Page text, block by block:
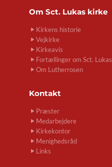
Om Sct. Lukas kirke
Kirkens historie
Vejkirke
Kirkeavis
Fortællinger om Sct. Lukas
Om Lutherrosen
Kontakt
Præster
Medarbejdere
Kirkekontor
Menighedsråd
Links